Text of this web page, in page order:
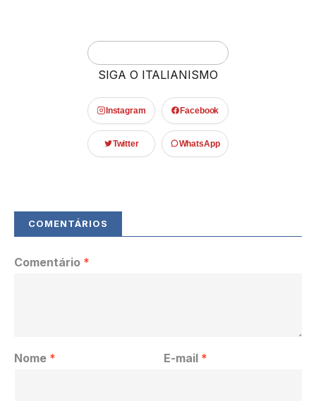
SIGA O ITALIANISMO
Instagram Facebook
Twitter WhatsApp
Comentário *
Nome * E-mail *